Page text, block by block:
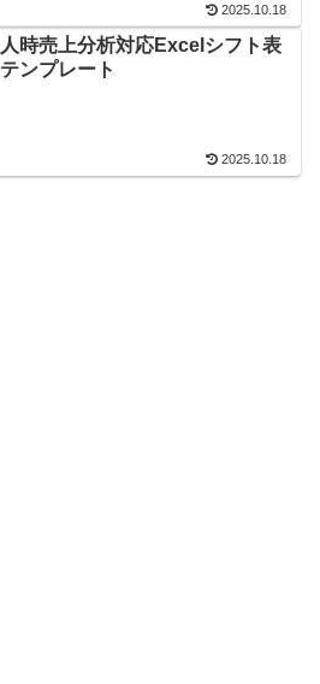
2025.10.18
人時売上分析対応Excelシフト表
テンプレート
2025.10.18